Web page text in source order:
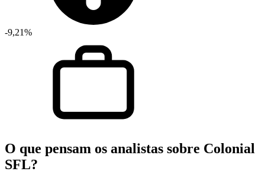
-9,21%
O que pensam os analistas sobre Colonial
SFL?